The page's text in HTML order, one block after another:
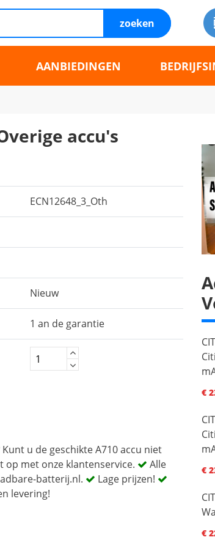
zoeken
AANBIEDINGEN
accu's
ECN12648_3_Oth
Nieuw
1 an de garantie
Kunt u de geschikte A710 accu niet
op met onze klantenservice.
Alle
batterij.nl.
Lage prijzen!
levering!
€
€
€